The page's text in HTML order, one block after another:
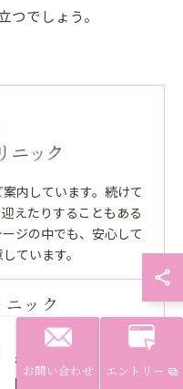
でしょう。
内しています。続けて
えたりすることもある
ジの中でも、安心して
ています。
ック
町５１
お問い合わせ エントリー